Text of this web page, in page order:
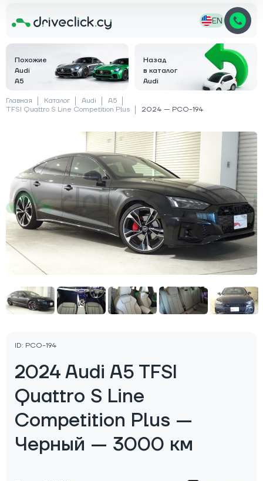
EN
Похожие
Audi
A5
Назад
в каталог
Audi
Главная Каталог Audi
A5
TFSI Quattro S Line Competition Plus
2024 — PCO-194
ID: PCO-194
2024 Audi A5 TFSI
Quattro S Line
Competition Plus —
Черный — 3000 км